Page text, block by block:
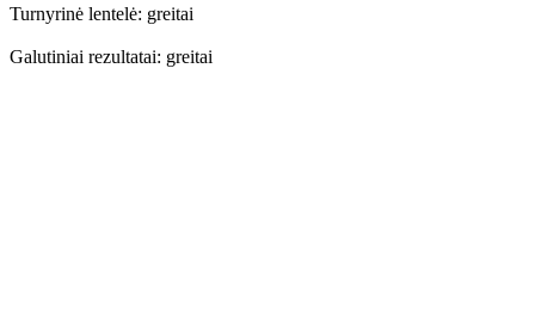
Turnyrinė lentelė: greitai
Galutiniai rezultatai: greitai